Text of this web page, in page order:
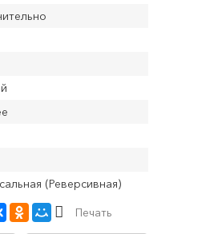
(Реверсивная)
Печать